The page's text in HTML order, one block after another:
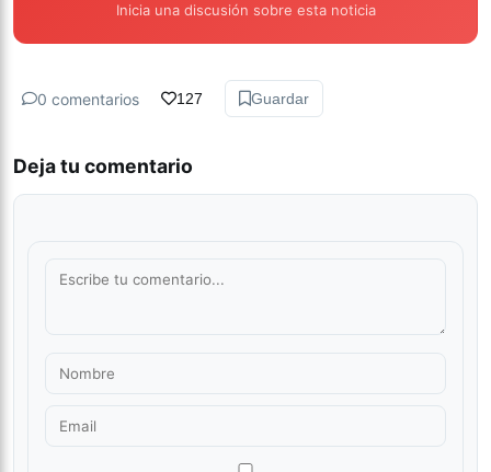
Inicia una discusión sobre esta noticia
0 comentarios 127 Guardar
Deja tu comentario